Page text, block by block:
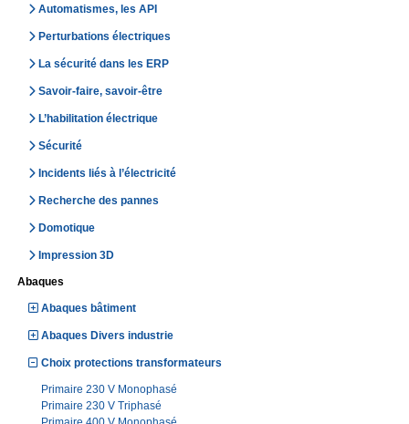
Automatismes, les API
Perturbations électriques
La sécurité dans les ERP
Savoir-faire, savoir-être
L’habilitation électrique
Sécurité
Incidents liés à l’électricité
Recherche des pannes
Domotique
Impression 3D
Abaques
Abaques bâtiment
Abaques Divers industrie
Choix protections transformateurs
Primaire 230 V Monophasé
Primaire 230 V Triphasé